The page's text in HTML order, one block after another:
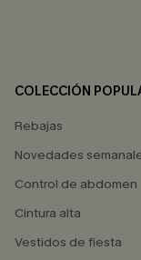
COLECCIÓN
Rebajas
Novedades
Control de abdomen
Cintura alta
Vestidos de fiesta